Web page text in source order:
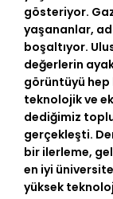
gösteriyor.
yaşananlar,
boşaltıyor.
değerlerin
görüntüyü
teknolojik ve
dediğimiz
gerçekleşti.
bir ilerleme,
en iyi
yüksek